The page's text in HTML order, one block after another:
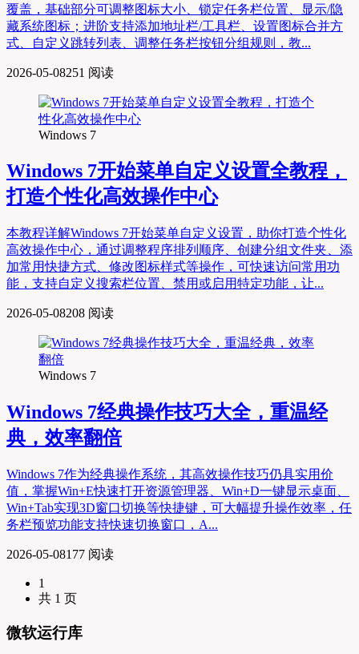
覆盖，基础部分可调整图标大小、锁定任务栏位置、显示/隐
藏系统图标；进阶支持添加地址栏/工具栏、设置图标合并方
式、自定义跳转列表、调整任务栏按钮分组规则，教...
2026-05-08251 阅读
Windows 7
Windows 7开始菜单自定义设置全教程，
打造个性化高效操作中心
本教程详解Windows 7开始菜单自定义设置，助你打造个性化
高效操作中心，通过调整程序排列顺序、创建分组文件夹、添
加常用快捷方式、修改图标样式等操作，可快速访问常用功
能，支持自定义搜索栏位置、禁用或启用特定功能，让...
2026-05-08208 阅读
Windows 7
Windows 7经典操作技巧大全，重温经
典，效率翻倍
Windows 7作为经典操作系统，其高效操作技巧仍具实用价
值，掌握Win+E快速打开资源管理器、Win+D一键显示桌面、
Win+Tab实现3D窗口切换等快捷键，可大幅提升操作效率，任
务栏预览功能支持快速切换窗口，A...
2026-05-08177 阅读
1
共 1 页
微软运行库